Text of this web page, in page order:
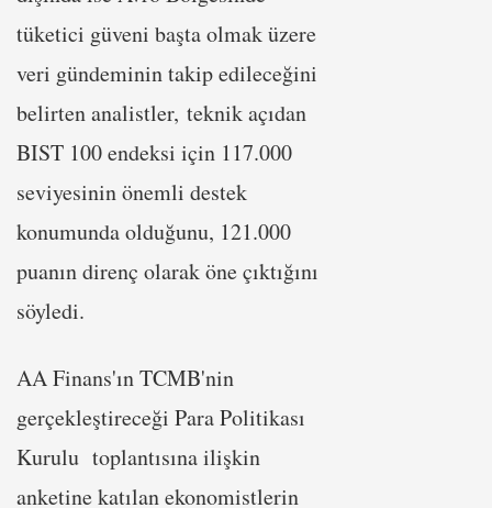
tüketici güveni başta olmak üzere
veri gündeminin takip edileceğini
belirten analistler, teknik açıdan
BIST 100 endeksi için 117.000
seviyesinin önemli destek
konumunda olduğunu, 121.000
puanın direnç olarak öne çıktığını
söyledi.
AA Finans'ın TCMB'nin
gerçekleştireceği Para Politikası
Kurulu toplantısına ilişkin
anketine katılan ekonomistlerin